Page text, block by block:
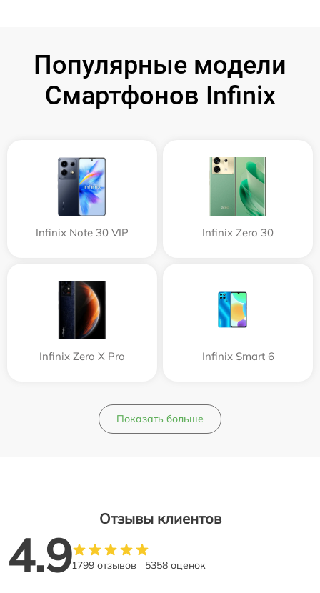
Популярные модели
Смартфонов Infinix
Infinix Note 30 VIP Infinix Zero 30
Infinix Zero X Pro Infinix Smart 6
Показать больше
Отзывы клиентов
4.91799 отзывов 5358 оценок